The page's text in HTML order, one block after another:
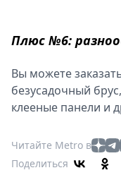
Плюс №6:
Вы можете
безусадочный
клееные панели и
Читайте Metro в
Поделиться